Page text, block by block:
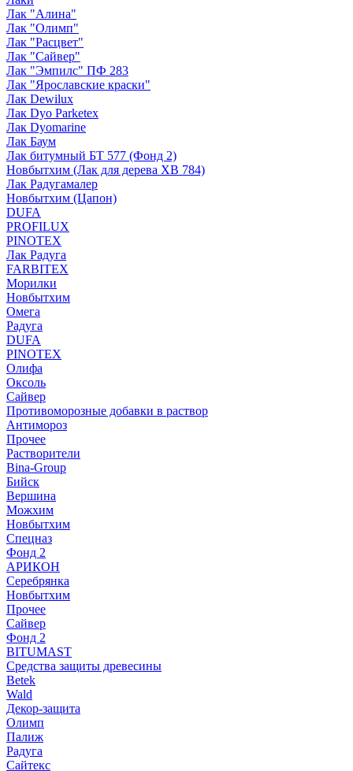
Лак "Алина"
Лак "Олимп"
Лак "Расцвет"
Лак "Сайвер"
Лак "Эмпилс" ПФ 283
Лак "Ярославские краски"
Лак Dewilux
Лак Dyo Parketex
Лак Dyomarine
Лак Баум
Лак битумный БТ 577 (Фонд 2)
Новбытхим (Лак для дерева ХВ 784)
Лак Радугамалер
Новбытхим (Цапон)
DUFA
PROFILUX
PINOTEX
Лак Радуга
FARBITEX
Морилки
Новбытхим
Омега
Радуга
DUFA
PINOTEX
Олифа
Оксоль
Сайвер
Противоморозные добавки в раствор
Антимороз
Прочее
Растворители
Bina-Group
Бийск
Вершина
Можхим
Новбытхим
Спецназ
Фонд 2
АРИКОН
Серебрянка
Новбытхим
Прочее
Сайвер
Фонд 2
BITUMAST
Средства защиты древесины
Betek
Wald
Декор-защита
Олимп
Палиж
Радуга
Сайтекс